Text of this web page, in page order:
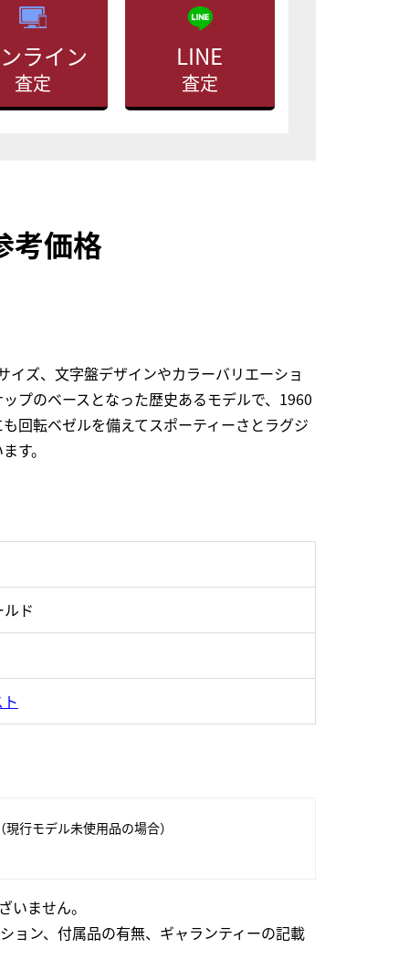
ライン
査定
LINE
査定
考価格
ズ、文字盤デザインやカラーバリエーショ
プのベースとなった歴史あるモデルで、1960
回転ベゼルを備えてスポーティーさとラグジ
す。
ド
行モデル未使用品の場合）
いません。
ョン、付属品の有無、ギャランティーの記載